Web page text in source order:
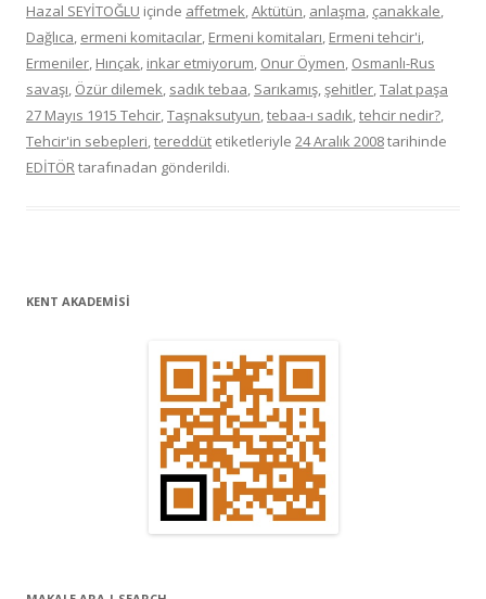
Hazal SEYİTOĞLU içinde affetmek,Aktütün, anlaşma, çanakkale,
Dağlıca, ermeni komitacılar, Ermeni komitaları, Ermeni tehcir'i,
Ermeniler, Hınçak, inkar etmiyorum, Onur Öymen, Osmanlı-Rus
savaşı, Özür dilemek, sadık tebaa, Sarıkamış,şehitler,Talat paşa
27 Mayıs 1915 Tehcir,Taşnaksutyun,tebaa-ı sadık,tehcir nedir?,
Tehcir'in sebepleri,tereddüt etiketleriyle 24 Aralık 2008tarihinde
EDİTÖRtarafınadan gönderildi.
KENT AKADEMİSİ